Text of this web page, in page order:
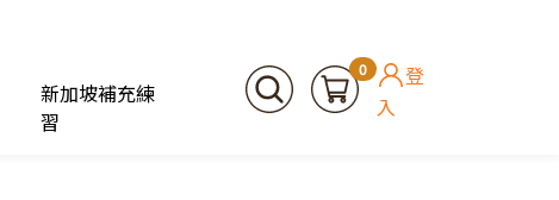
新加坡補充練
習
0
登
入